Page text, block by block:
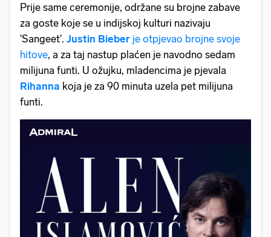
Prije same ceremonije, održane su brojne zabave
za goste koje se u indijskoj kulturi nazivaju
'Sangeet'. Justin Bieber je otpjevao brojne svoje
hitove, a za taj nastup plaćen je navodno sedam
milijuna funti. U ožujku, mladencima je pjevala
Rihanna koja je za 90 minuta uzela pet milijuna
funti.